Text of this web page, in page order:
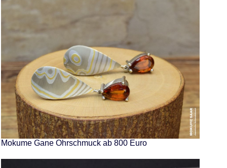
Mokume Gane Ohrschmuck ab 800 Euro